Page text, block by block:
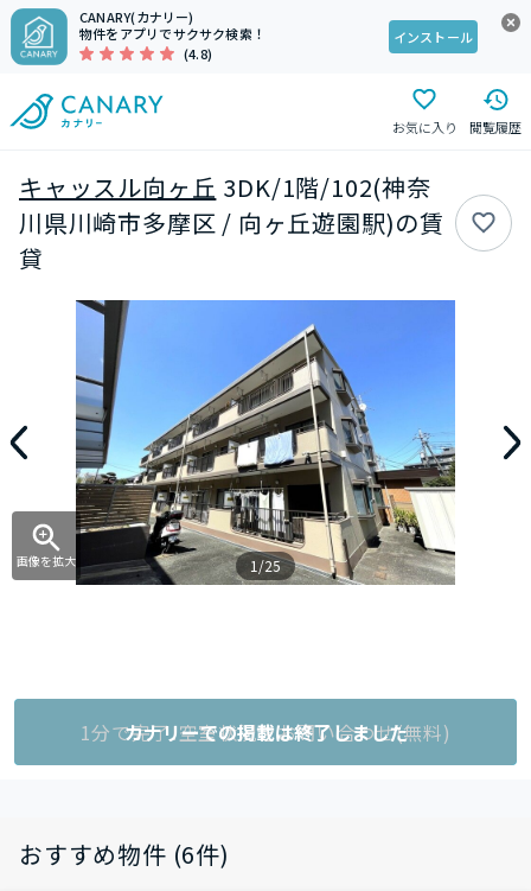
CANARY(カナリー)
物件をアプリでサクサク検索！
(4.8)
インストール
お気に入り 閲覧履歴
キャッスル向ヶ丘 3DK/1階/102(神奈
川県川崎市多摩区 / 向ヶ丘遊園駅)の賃
貸
画像を拡大 1/25
1分で完了!空室状況をお問い合わせ(無料)
カナリーでの掲載は終了しました
おすすめ物件 (6件)